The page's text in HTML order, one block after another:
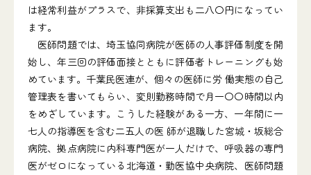
は経常利益がプラスで、非採算支出も二八〇円になってい
ます。
医師問題では、埼玉協同病院が医師の人事評価制度を開
始し、年三回の評価面接とともに評価者トレーニングも始
めています。千葉民医連が、個々の医師に労 働実態の自己
管理表を書いてもらい、変則勤務時間で月一〇〇時間以内
をめざしています。こうした経験がある一方、一年間に一
七人の指導医を含む二五人の医 師が退職した宮城・坂総合
病院、拠点病院に内科専門医が一人だけで、呼吸器の専門
医がゼロになっている北海道・勤医協中央病院、医師問題